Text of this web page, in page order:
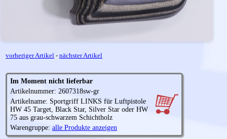
vorheriger Artikel - nächster Artikel
Im Moment nicht lieferbar
Artikelnummer: 2607318sw-gr
Artikelname: Sportgriff LINKS für Luftpistole
HW 45 Target, Black Star, Silver Star oder HW
75 aus grau-schwarzem Schichtholz
Warengruppe: alle Produkte anzeigen